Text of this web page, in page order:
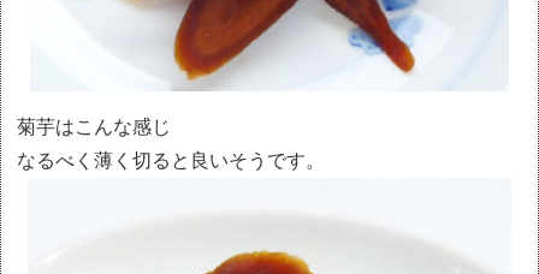
菊芋はこんな感じ
なるべく薄く切ると良いそうです。